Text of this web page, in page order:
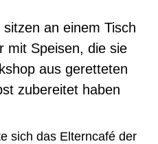
sich das Elterncafé der